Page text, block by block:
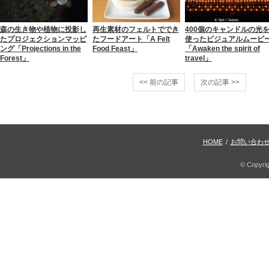
森の生き物や植物に投影し
たプロジェクションマッピ
ング「Projections in the
Forest」
再生素材のフェルトででき
たフードアート「A Felt
Food Feast」
400個のキャンドルの光を
使ったビジュアルムービ
「Awaken the spirit of
travel」
<< 前の記事 次の記事 >>
HOME / お問い合わ
©